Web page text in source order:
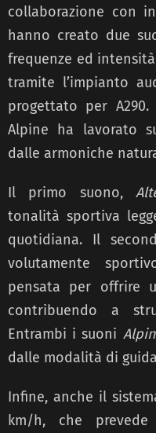
collaborazione con
hanno creato due
frequenze ed
tramite l’impianto
progettato per A290.
Alpine ha lavorato
dalle armoniche
Il primo suono,
tonalità sportiva
quotidiana. Il
volutamente
pensata per offrire
contribuendo a
Entrambi i suoni
dalle modalità di
Infine, anche il
km/h, che